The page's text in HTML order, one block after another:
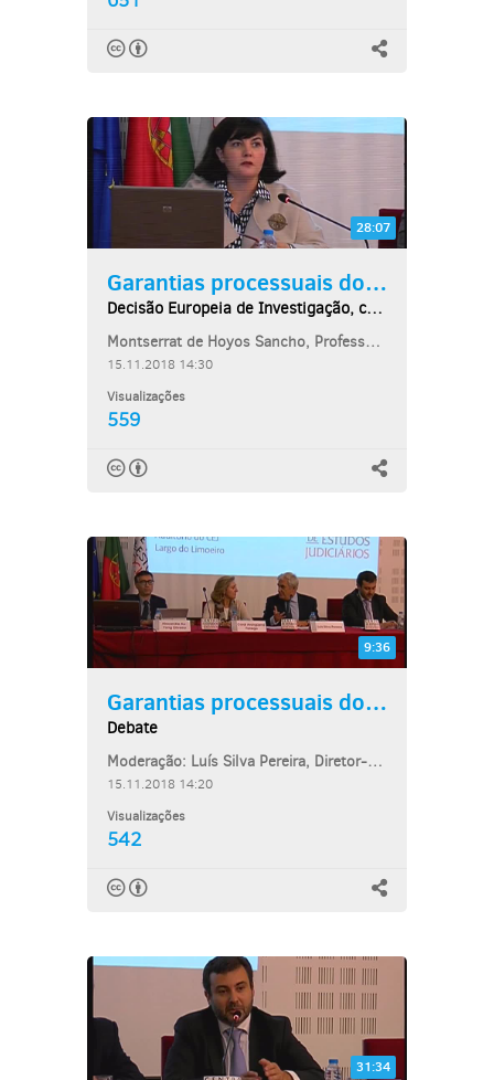
28:07
Garantias processuais dos...
Decisão Europeia de Investigação, causas da...
Montserrat de Hoyos Sancho, Professora Titular de Direito Processual da...
15.11.2018 14:30
Visualizações
559
9:36
Garantias processuais dos...
Debate
Moderação: Luís Silva Pereira, Diretor-Adjunto do Centro de Estudos Judiciários
15.11.2018 14:20
Visualizações
542
31:34